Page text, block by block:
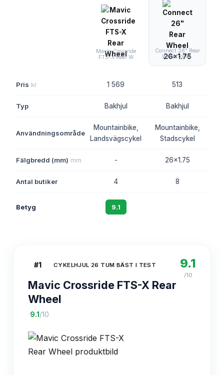
Mavic Crossride
FTS-X Rear W
Connect 26" Rear
Wheel 26x1.
Pris kr 1 569 513
Typ Bakhjul Bakhjul
Användningsområde
Mountainbike,
Landsvägscykel
Mountainbike,
Stadscykel
Fälgbredd (mm) mm - 26x1.75
Antal butiker 4 8
Betyg 9.1
#1 CYKELHJUL 26 TUM BÄST I TEST
Mavic Crossride FTS-X Rear
Wheel
·9.1 /10
9.1
/10